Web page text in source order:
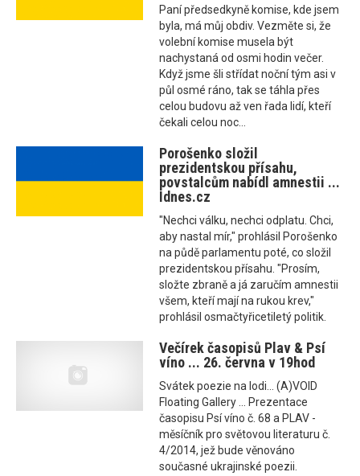
Paní předsedkyně komise, kde jsem
byla, má můj obdiv. Vezměte si, že
volební komise musela být
nachystaná od osmi hodin večer.
Když jsme šli střídat noční tým asi v
půl osmé ráno, tak se táhla přes
celou budovu až ven řada lidí, kteří
čekali celou noc...
Porošenko složil
prezidentskou přísahu,
povstalcům nabídl amnestii ...
Idnes.cz
"Nechci válku, nechci odplatu. Chci,
aby nastal mír," prohlásil Porošenko
na půdě parlamentu poté, co složil
prezidentskou přísahu. "Prosím,
složte zbraně a já zaručím amnestii
všem, kteří mají na rukou krev,"
prohlásil osmačtyřicetiletý politik.
Večírek časopisů Plav & Psí
víno ... 26. června v 19hod
Svátek poezie na lodi... (A)VOID
Floating Gallery ... Prezentace
časopisu Psí víno č. 68 a PLAV -
měsíčník pro světovou literaturu č.
4/2014, jež bude věnováno
současné ukrajinské poezii.